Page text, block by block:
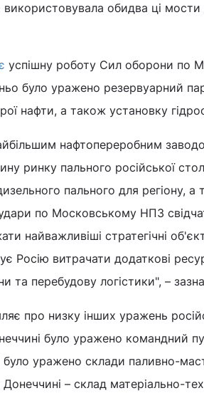
обидва ці мости
успішну роботу Сил оборони по
було уражено резервуарний
нафти, а також установку
нафтопереробним
ринку пального російської
пального для регіону,
по Московському НПЗ
найважливіші стратегічні
Росію витрачати додаткові
та перебудову логістики", –
про низку інших уражень
було уражено командний
було уражено склади паливно-
– склад матеріально-